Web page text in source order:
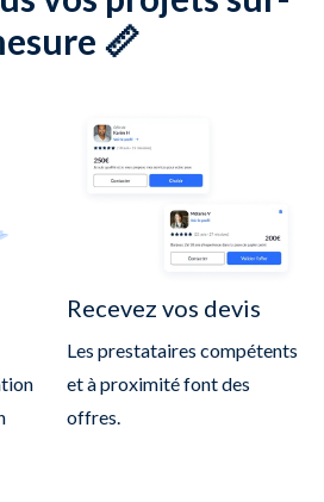
📏
Recevez vos devis
Les prestataires compétents
et à proximité font des
offres.